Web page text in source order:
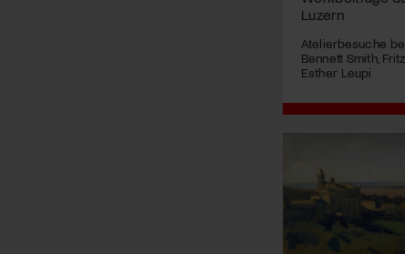
Luzern
Atelierbesuche
Bennett Smith,
Esther Leupi